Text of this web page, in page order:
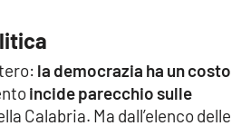
la democrazia ha un costo
incide parecchio sulle
Calabria. Ma dall’elenco delle